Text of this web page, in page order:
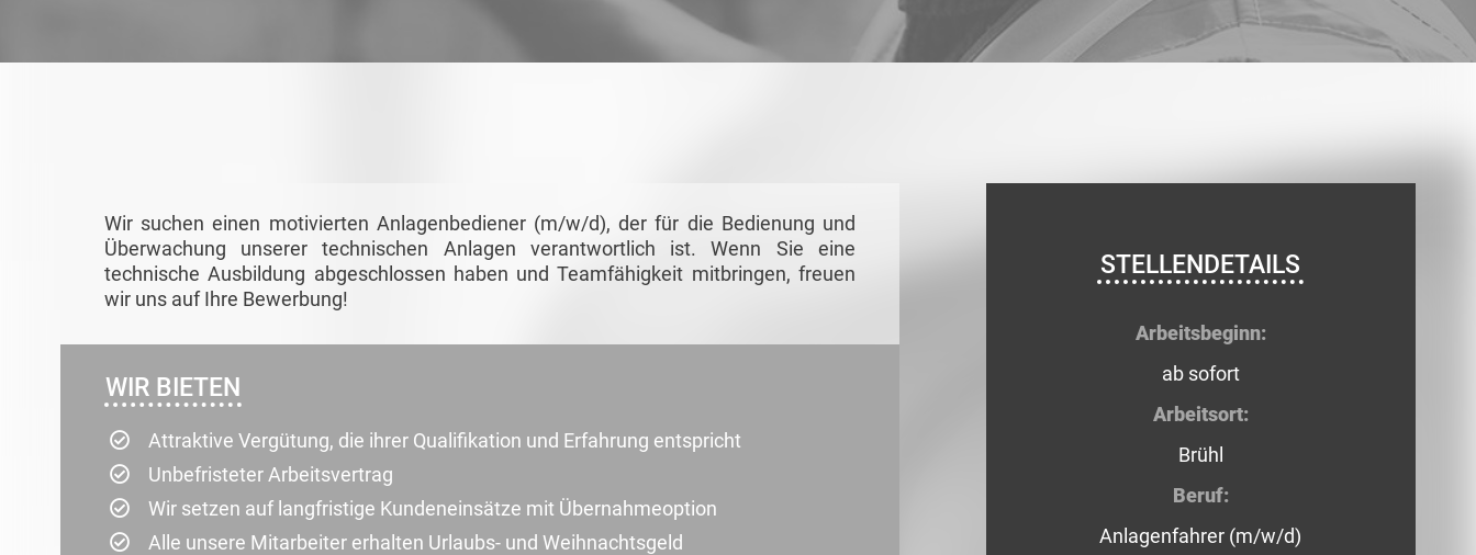
Wir suchen einen motivierten Anlagenbediener (m/w/d), der für die Bedienung und
Überwachung unserer technischen Anlagen verantwortlich ist. Wenn Sie eine
technische Ausbildung abgeschlossen haben und Teamfähigkeit mitbringen, freuen
wir uns auf Ihre Bewerbung!
WIR BIETEN
Attraktive Vergütung, die ihrer Qualifikation und Erfahrung entspricht
Unbefristeter Arbeitsvertrag
Wir setzen auf langfristige Kundeneinsätze mit Übernahmeoption
Alle unsere Mitarbeiter erhalten Urlaubs- und Weihnachtsgeld
STELLENDETAILS
Arbeitsbeginn:
ab sofort
Arbeitsort:
Brühl
Beruf:
Anlagenfahrer (m/w/d)